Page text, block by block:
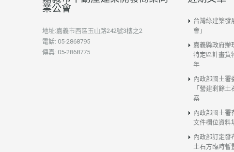
業公會
地址:嘉義市西區玉山路242號3樓之2
電話: 05-2868795
傳真: 05-2868775
台灣綠建築發
會」
嘉義縣政府辦
特定區計畫貨
年
內政部國土署
「營建剩餘
案
內政部國土署
文件欄位資料
內政部訂定發
土石方臨時暫